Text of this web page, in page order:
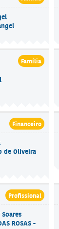
Família
Financeiro
de Oliveira
Profissional
Soares
ROSAS -